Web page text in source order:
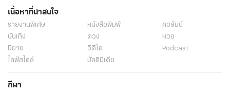
เนื้อหาที่น่าสนใจ
รายงานพิเศษ หนังสือพิมพ์
คอลัมน์
บันเทิง
ดวง
หวย
นิยาย
วิดีโอ
Podcast
ไลฟ์สไตล์
มัลติมีเดีย
กีฬา